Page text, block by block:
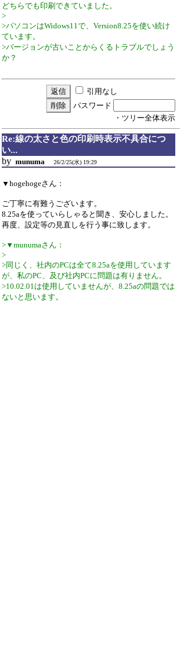
どちらでも印刷できていました。
>
>パソコンはWidows11で、Version8.25を使い続け
ています。
>バージョンが古いことからくるトラブルでしょう
か？
引用なし
パスワード
・ツリー全体表示
Re:線の太さと色の印刷時表示不具合につ
い...
by munuma 26/2/25(水) 19:29
▼hogehogeさん：
ご丁寧に有難うございます。
8.25aを使っていらしゃると聞き、安心しました。
再度、設定等の見直しを行う事に致します。
>▼munumaさん：
>
>同じく、社内のPCは全て8.25aを使用しています
が、私のPC、及び社内PCに問題は有りません。
>10.02.01は使用していませんが、8.25aの問題では
ないと思います。